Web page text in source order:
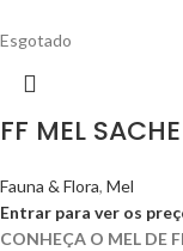
Esgotado
FF MEL
Fauna & Flora, Mel
Entrar para ver os
CONHEÇA O MEL DE